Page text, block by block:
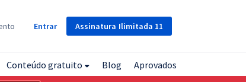
Assinatura Ilimitada 11
Entrar
Conteúdo gratuito Blog Aprovados